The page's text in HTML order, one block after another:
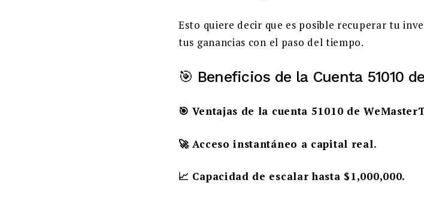
Esto quiere decir que es posible recuperar tu
tus ganancias con el paso del tiempo.
🎯 Beneficios de la Cuenta 51010
🎯 Ventajas de la cuenta 51010 de
🚀 Acceso instantáneo a capital real.
📈 Capacidad de escalar hasta $1,000,000.